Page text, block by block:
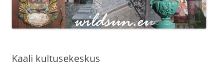
Kaali kultusekeskus